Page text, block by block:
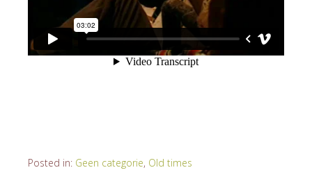
Posted in: Geen categorie, Old times